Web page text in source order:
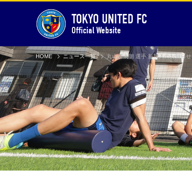
TOKYO UNITED FC
Official Website
HOME ニュース一覧 丸山優太朗 選手 新加入のお知らせ